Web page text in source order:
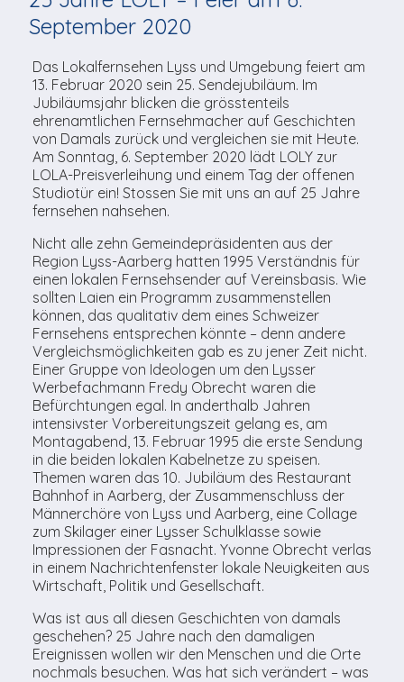
Lokalfernsehen (VJ)
Links
LOLY-Shop
Flos Chuchichäschtli
Unsere TopSpot-Partner
Unsere ProduzentInnen
Kontaktmöglichkeiten
Weg zum Studio
September 2020
Das Lokalfernsehen Lyss und Umgebung feiert am
13. Februar 2020 sein 25. Sendejubiläum. Im
Jubiläumsjahr blicken die grösstenteils
ehrenamtlichen Fernsehmacher auf Geschichten
von Damals zurück und vergleichen sie mit Heute.
Am Sonntag, 6. September 2020 lädt LOLY zur
LOLA-Preisverleihung und einem Tag der offenen
Studiotür ein! Stossen Sie mit uns an auf 25 Jahre
fernsehen nahsehen.
Nicht alle zehn Gemeindepräsidenten aus der
Region Lyss-Aarberg hatten 1995 Verständnis für
einen lokalen Fernsehsender auf Vereinsbasis. Wie
sollten Laien ein Programm zusammenstellen
können, das qualitativ dem eines Schweizer
Fernsehens entsprechen könnte – denn andere
Vergleichsmöglichkeiten gab es zu jener Zeit nicht.
Einer Gruppe von Ideologen um den Lysser
Werbefachmann Fredy Obrecht waren die
Befürchtungen egal. In anderthalb Jahren
intensivster Vorbereitungszeit gelang es, am
Montagabend, 13. Februar 1995 die erste Sendung
in die beiden lokalen Kabelnetze zu speisen.
Themen waren das 10. Jubiläum des Restaurant
Bahnhof in Aarberg, der Zusammenschluss der
Männerchöre von Lyss und Aarberg, eine Collage
zum Skilager einer Lysser Schulklasse sowie
Impressionen der Fasnacht. Yvonne Obrecht verlas
in einem Nachrichtenfenster lokale Neuigkeiten aus
Wirtschaft, Politik und Gesellschaft.
Was ist aus all diesen Geschichten von damals
geschehen? 25 Jahre nach den damaligen
Ereignissen wollen wir den Menschen und die Orte
nochmals besuchen. Was hat sich verändert – was